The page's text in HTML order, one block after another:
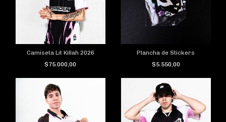
Camiseta Lit Killah 2026
$75.000,00
Plancha de Stickers
$5.550,00